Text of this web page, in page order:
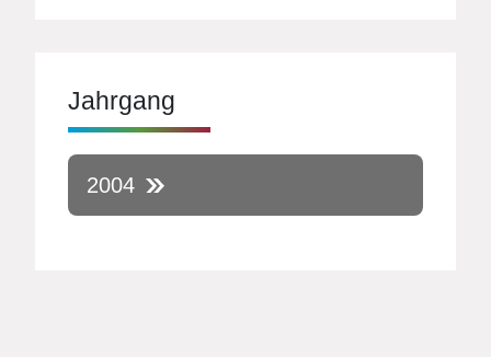
Jahrgang
2004